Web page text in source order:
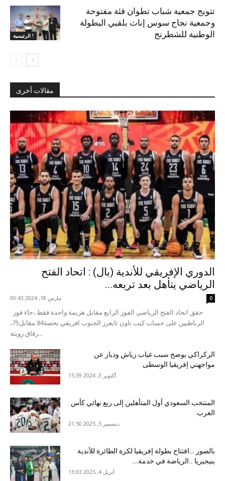
الرئيسية !
تتويج جمعية شباب تطوان فئة مفتوحة
وجمعية نجاح سوس إناث بلقبي البطولة
الوطنية للشطرنج
مقالات أخرى
الدوري الإفريقي للأندية (بال) : اتحاد الفتح
الرياضي يتأهل بعد تربعه...
مارس 18, 2024 00:43 0
الرباطيين على حساب كيب تاون تايغرز الجنوب افريقي بحصة84 مقابل75،
رفاق زويتة...
الركراكي يوضح سبب غياب زياش ودياز عن
مواجهتي إفريقيا الوسطى
أكتوبر 3, 2024 15:39
المنتخب السعودي أول المتأهلين إلى ربع نهائي كأس
العرب
ديسمبر 5, 2025 21:50
بالصور …افتتاح بطولة إفريقيا لكرة الطائرة للأندية
بنيجيريا ..الرياضة في خدمة...
أبريل 4, 2025 13:03